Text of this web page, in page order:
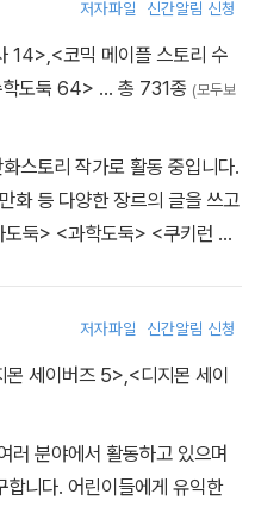
저자파일 신간알림 신청
14>,<코믹 메이플 스토리 수
학도둑 64> … 총 731종 (모두보
스토리 작가로 활동 중입니다.
화 등 다양한 장르의 글을 쓰고
둑> <과학도둑> <쿠키런 어
저자파일 신간알림 신청
몬 세이버즈 5>,<디지몬 세이
러 분야에서 활동하고 있으며
니다. 어린이들에게 유익한